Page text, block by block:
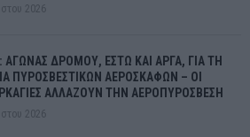
2026
ΑΓΩΝΑΣ ΔΡΟΜΟΥ, ΕΣΤΩ ΚΑΙ ΑΡΓΑ, ΓΙΑ ΤΗ
ΠΥΡΟΣΒΕΣΤΙΚΩΝ ΑΕΡΟΣΚΑΦΩΝ – ΟΙ
ΑΛΛΑΖΟΥΝ ΤΗΝ ΑΕΡΟΠΥΡΟΣΒΕΣΗ
2026